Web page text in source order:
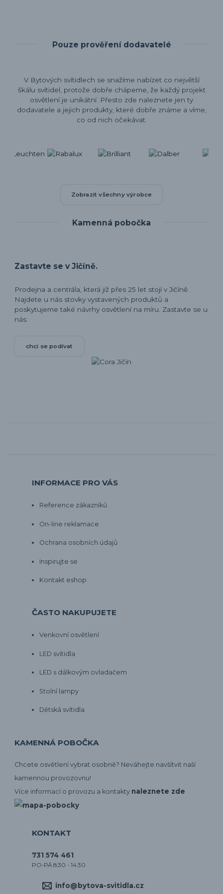
Pouze prověření dodavatelé
V Bytových svítidlech se snažíme nabízet co největší
škálu svítidel, protože dobře chápeme, že každý projekt
osvětlení je unikátní. Přesto zde naleznete jen ty
dodavatele a jejich produkty, které dobře známe a víme,
co od nich očekávat.
Zobrazit všechny výrobce
Kamenná pobočka
Zastavte se v Jičíně.
Prodejna a centrála, která již přes 25 let stojí v Jičíně.
Najdete u nás stovky vystavených produktů a
poskytujeme také návrhy osvětlení na míru. Zastavte se u
nás.
chci se podívat
INFORMACE PRO VÁS
Reference zákazníků
On-line reklamace
Ochrana osobních údajů
Inspirujte se
Kontakt eshop
ČASTO NAKUPUJETE
Venkovní osvětlení
LED svítidla
LED s dálkovým ovladačem
Stolní lampy
Dětská svítidla
KAMENNÁ POBOČKA
Chcete osvětlení vybrat osobně? Neváhejte navšítvit naší
kamennou provozovnu!
Více informací o provozu a kontakty naleznete zde
KONTAKT
731 574 461
PO-PÁ 8:30 - 14:30
info@bytova-svitidla.cz